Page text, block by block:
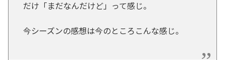
だけ「まだなんだけど」って感じ。
今シーズンの感想は今のところこんな感じ。